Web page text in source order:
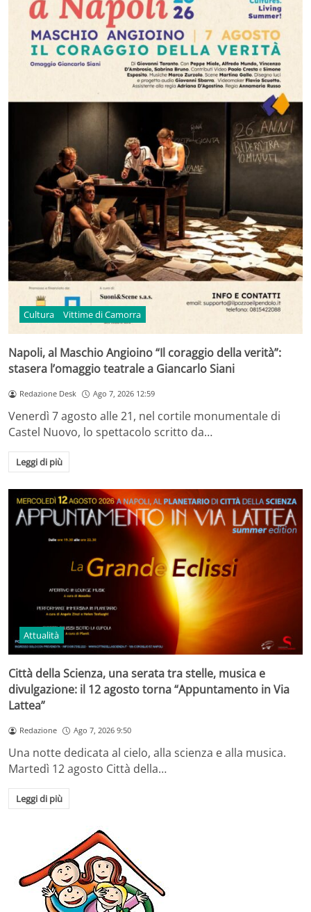
Cultura Vittime di Camorra
Napoli, al Maschio Angioino “Il coraggio della verità”:
stasera l’omaggio teatrale a Giancarlo Siani
Redazione Desk Ago 7, 2026 12:59
Venerdì 7 agosto alle 21, nel cortile monumentale di
Castel Nuovo, lo spettacolo scritto da…
Leggi di più
Attualità
Città della Scienza, una serata tra stelle, musica e
divulgazione: il 12 agosto torna “Appuntamento in Via
Lattea”
Redazione Ago 7, 2026 9:50
Una notte dedicata al cielo, alla scienza e alla musica.
Martedì 12 agosto Città della…
Leggi di più